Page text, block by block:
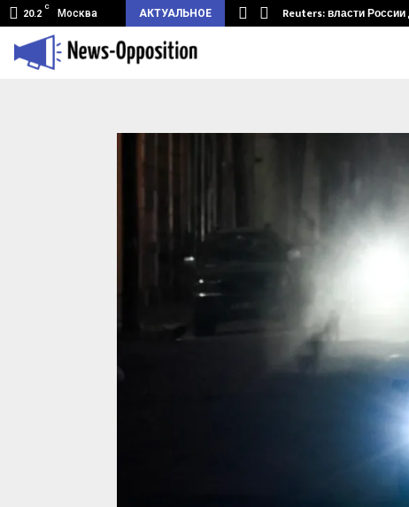
20.2
C
Москва АКТУАЛЬНОЕ
туннель из Беларуси.… Reuters: власти